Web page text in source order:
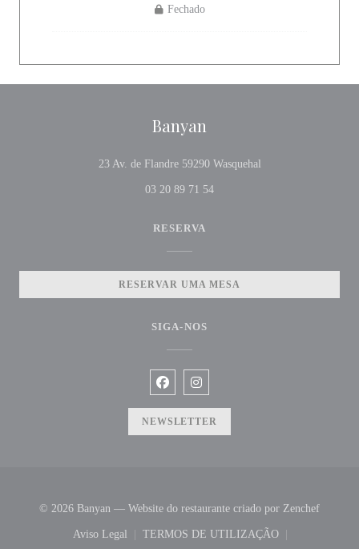
Fechado
Banyan
23 Av. de Flandre 59290 Wasquehal((abre numa nova
03 20 89 71 54
RESERVA
RESERVAR UMA MESA
SIGA-NOS
Facebook ((abre numa nova janela))
Instagram ((abre numa nova
NEWSLETTER
© 2026 Banyan — Website do restaurante criado por Zenchef((abre
Aviso Legal
((abre numa nova janela))
TERMOS DE UTILIZAÇÃO
((abre numa nova janela))